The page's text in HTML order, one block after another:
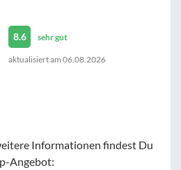
8.6 sehr gut
aktualisiert am 06.08.2026
Informationen findest Du
Angebot: